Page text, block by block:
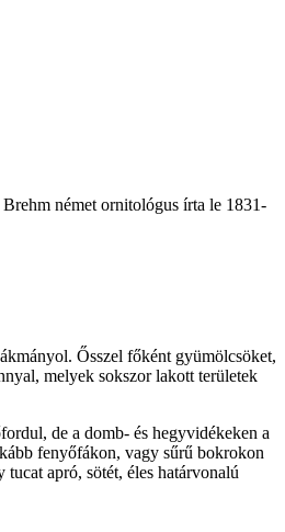
német ornitológus írta le 1831-
Ősszel főként gyümölcsöket,
melyek sokszor lakott területek
de a domb- és hegyvidékeken a
fenyőfákon, vagy sűrű bokrokon
apró, sötét, éles határvonalú